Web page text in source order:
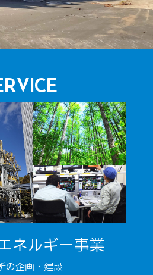
ネルギー事業
の企画・建設